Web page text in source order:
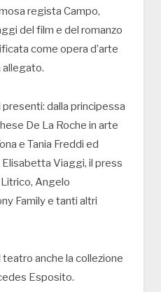
regista Campo,
del film e del romanzo
come opera d’arte
allegato.
dalla principessa
De La Roche in arte
e Tania Freddi ed
Elisabetta Viaggi, il press
Angelo
Family e tanti altri
anche la collezione
Esposito.